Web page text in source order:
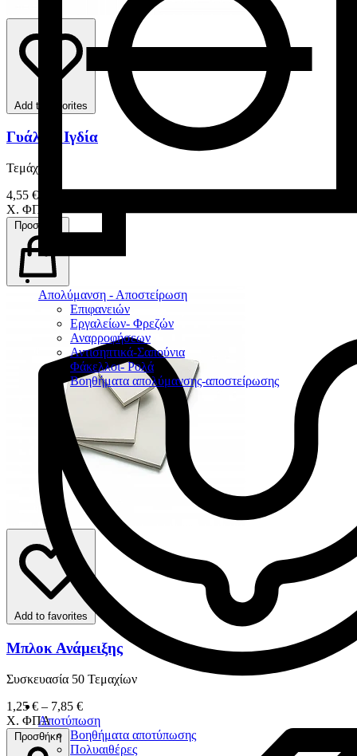
Απολύμανση - Αποστείρωση
Επιφανειών
Εργαλείων- Φρεζών
Αναρροφήσεων
Αντισηπτικά-Σαπούνια
Φάκελλοι- Ρολά
Βοηθήματα απολύμανσης-αποστείρωσης
Αποτύπωση
Βοηθήματα αποτύπωσης
Πολυαιθέρες
Add to favorites
Γυάλινα Ιγδία
Τεμάχιο
4,55 €
Χ. ΦΠΑ
Προσθήκη
Add to favorites
Μπλοκ Ανάμειξης
Συσκευασία 50 Τεμαχίων
1,25 € – 7,85 €
Χ. ΦΠΑ
Προσθήκη